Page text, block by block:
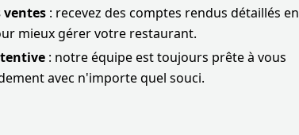
ventes : recevez des comptes rendus détaillés en
mieux gérer votre restaurant.
: notre équipe est toujours prête à vous
avec n'importe quel souci.